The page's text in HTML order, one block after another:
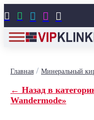
    
Главная/ Минеральный
← Назад в
Wandermode»